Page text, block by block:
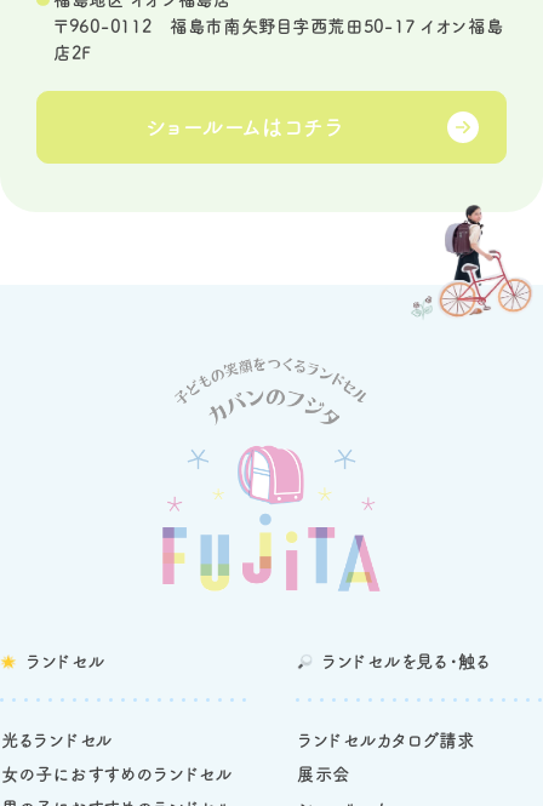
〒960-0112 福島市南矢野目字西荒田50-17 イオン福島
店2F
ショールームは コチラ
ランドセル
光るランドセル
女の子におすすめのランドセル
ランドセルを 見る・触る
ランドセルカタログ請求
展示会